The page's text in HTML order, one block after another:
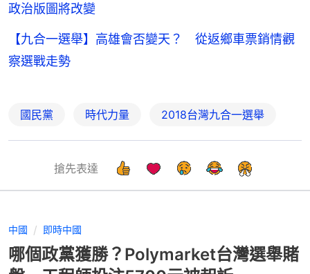
政治版圖將改變
【九合一選舉】高雄會否變天？ 從返鄉車票銷情觀
察選戰走勢
國民黨 時代力量 2018台灣九合一選舉
搶先表達
中國 即時中國
哪個政黨獲勝？Polymarket台灣選舉賭